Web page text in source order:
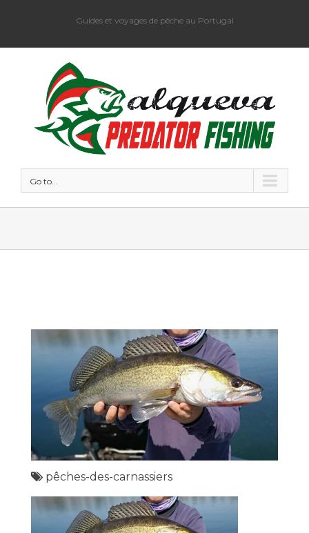
Guides et voyages de pêche au Portugal
Go to...
pêches-des-carnassiers